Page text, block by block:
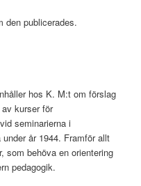
den publicerades.
hos K. M:t om förslag
kurser för
seminarierna i
år 1944. Framför allt
som behöva en orientering
pedagogik.